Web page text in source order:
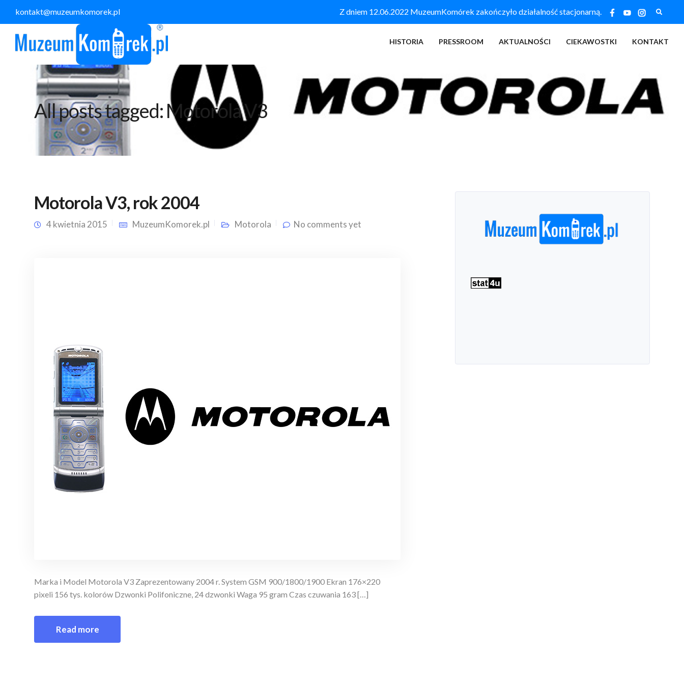
Z dniem 12.06.2022 MuzeumKomórek zakończyło działalność stacjonarną.
kontakt@muzeumkomorek.pl
HISTORIA PRESSROOM AKTUALNOŚCI CIEKAWOSTKI KONTAKT
All posts tagged: Motorola V3
Motorola V3, rok 2004
4 kwietnia 2015 MuzeumKomorek.pl Motorola No comments yet
Marka i Model Motorola V3 Zaprezentowany 2004 r. System GSM 900/1800/1900 Ekran 176×220
pixeli 156 tys. kolorów Dzwonki Polifoniczne, 24 dzwonki Waga 95 gram Czas czuwania 163 […]
Read more